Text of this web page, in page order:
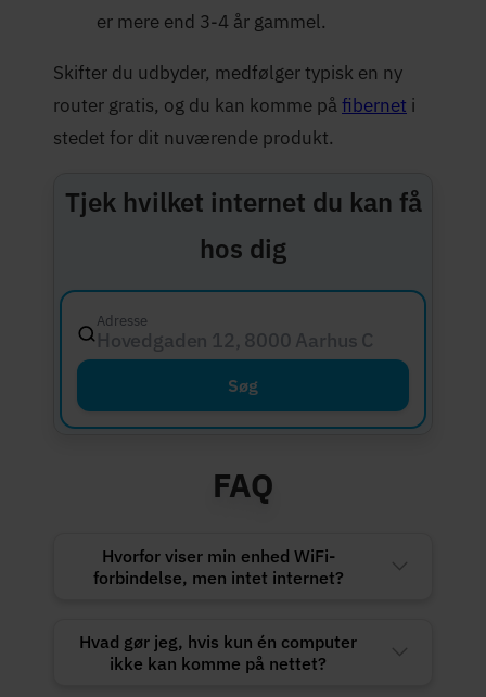
er mere end 3-4 år gammel.
Skifter du udbyder, medfølger typisk en ny
router gratis, og du kan komme påfibernet i
stedet for dit nuværende produkt.
Tjek hvilket internet du kan få
hos dig
Adresse
Hovedgaden 12, 8000 Aarhus C
Søg
FAQ
Hvorfor viser min enhed WiFi-
forbindelse, men intet internet?
Hvad gør jeg, hvis kun én computer
ikke kan komme på nettet?